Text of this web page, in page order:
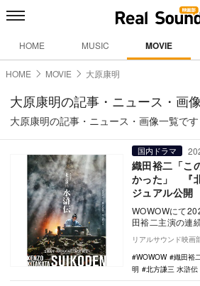
HOME MUSIC MOVIE
HOME MOVIE 大原康明
大原康明の記事・ニュース・画
大原康明の記事・ニュース・画像一覧です
国内ドラマ
織田裕二「こ
かった」 『
ジュアル公開
WOWOWにて
田裕二主演の連
伝』のビジュ
は、累…
リアルサウンド映画
WOWOW
織田裕
明
北方謙三 水滸伝